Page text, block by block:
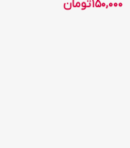
150,000تومان